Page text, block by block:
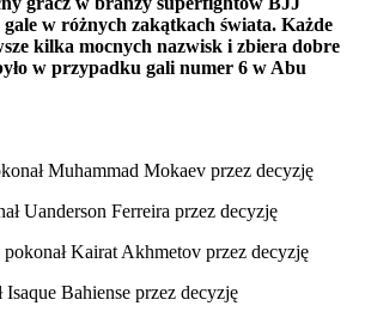
w różnych zakątkach świata. Każde
kilka mocnych nazwisk i zbiera dobre
w przypadku gali numer 6 w Abu
Muhammad Mokaev przez decyzję
Uanderson Ferreira przez decyzję
pokonał Kairat Akhmetov przez decyzję
Bahiense przez decyzję